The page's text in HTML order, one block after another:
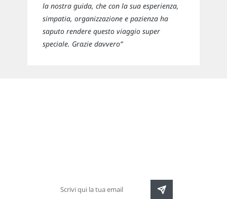
la nostra guida, che con la sua esperienza,
simpatia, organizzazione e pazienza ha
saputo rendere questo viaggio super
speciale. Grazie davvero”